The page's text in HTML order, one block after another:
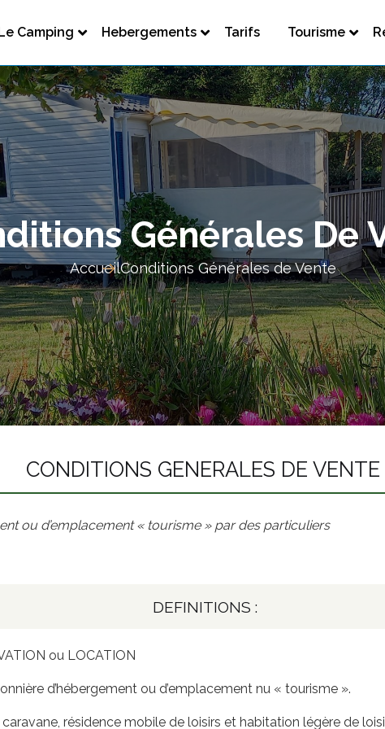
Camping Hebergements Tarifs Tourisme
Générales De
AccueilConditions Générales de Vente
CONDITIONS GENERALES DE VENTE
ou d’emplacement « tourisme » par des particuliers
DEFINITIONS :
ou LOCATION
d’hébergement ou d’emplacement nu « tourisme ».
caravane, résidence mobile de loisirs et habitation légère de